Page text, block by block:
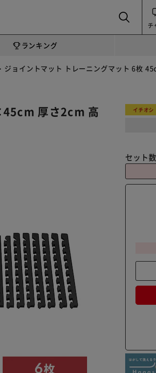
チ
ランキング
ジョイントマット トレーニングマット 6枚
厚さ2cm 高
イチオシ
セット数